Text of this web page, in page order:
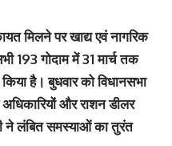
मिलने पर खाद्य एवं नागरिक
193 गोदाम में 31 मार्च तक
है। बुधवार को विधानसभा
और राशन डीलर
ने लंबित समस्याओं का तुरंत